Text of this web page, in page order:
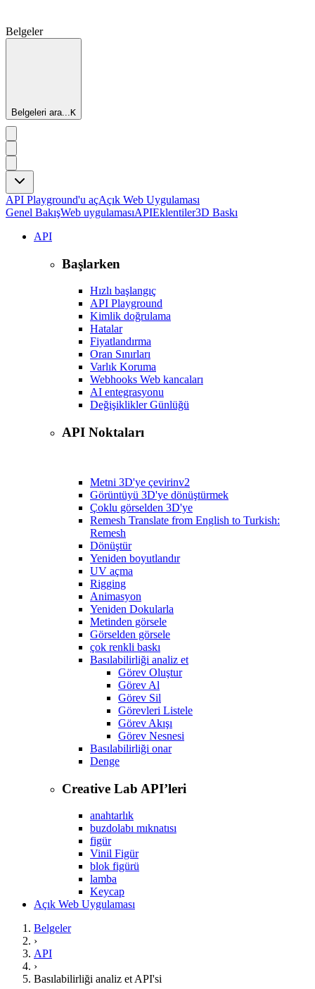
Belgeler
Belgeleri ara...K
API Playground'u açAçık Web Uygulaması
Genel BakışWeb uygulamasıAPIEklentiler3D Baskı
API
Başlarken
Hızlı başlangıç
API Playground
Kimlik doğrulama
Hatalar
Fiyatlandırma
Oran Sınırları
Varlık Koruma
Webhooks Web kancaları
AI entegrasyonu
Değişiklikler Günlüğü
API Noktaları
Metni 3D'ye çevirinv2
Görüntüyü 3D'ye dönüştürmek
Çoklu görselden 3D'ye
Remesh Translate from English to Turkish:
Remesh
Dönüştür
Yeniden boyutlandır
UV açma
Rigging
Animasyon
Yeniden Dokularla
Metinden görsele
Görselden görsele
çok renkli baskı
Basılabilirliği analiz et
Görev Oluştur
Görev Al
Görev Sil
Görevleri Listele
Görev Akışı
Görev Nesnesi
Basılabilirliği onar
Denge
Creative Lab API’leri
anahtarlık
buzdolabı mıknatısı
figür
Vinil Figür
blok figürü
lamba
Keycap
Açık Web Uygulaması
Belgeler
›
API
›
Basılabilirliği analiz et API'si